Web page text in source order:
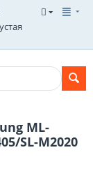
ML-
SL-M2020